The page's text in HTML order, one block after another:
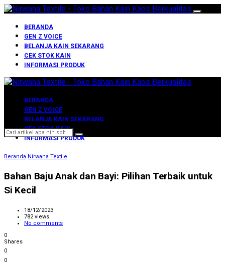
BERANDA
GEN Z VOICE
BELANJA KAIN SEKARANG
CEK STOK KAIN
INFORMASI PRODUK
BERANDA
GEN Z VOICE
BELANJA KAIN SEKARANG
CEK STOK KAIN
INFORMASI PRODUK
Search for:
Beranda Nirwana Textile
Bahan Baju Anak dan Bayi: Pilihan Terbaik untuk
Si Kecil
18/12/2023
782 views
No comments
0
Shares
0
0